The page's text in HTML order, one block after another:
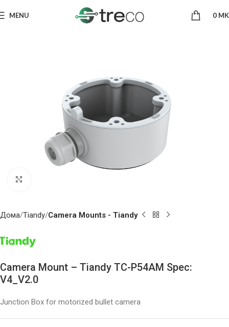
MENU 0
Дома Tiandy Camera Mounts - Tiandy
Camera Mount – Tiandy TC-P54AM Spec:
V4_V2.0
Junction Box for motorized bullet camera